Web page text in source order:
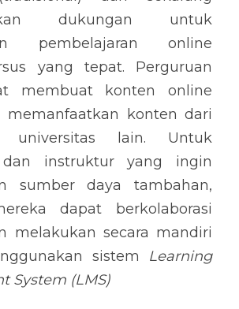
dukungan untuk
pembelajaran online
yang tepat. Perguruan
membuat konten online
memanfaatkan konten dari
universitas lain. Untuk
dan instruktur yang ingin
sumber daya tambahan,
dapat berkolaborasi
melakukan secara mandiri
sistem Learning
System (LMS)